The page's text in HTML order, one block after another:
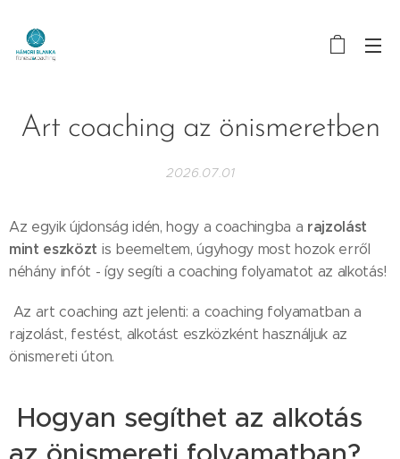
Art coaching az önismeretben
2026.07.01
Az egyik újdonság idén, hogy a coachingba a rajzolást
mint eszközt is beemeltem, úgyhogy most hozok erről
néhány infót - így segíti a coaching folyamatot az alkotás!
Az art coaching azt jelenti: a coaching folyamatban a
rajzolást, festést, alkotást eszközként használjuk az
önismereti úton.
Hogyan segíthet az alkotás